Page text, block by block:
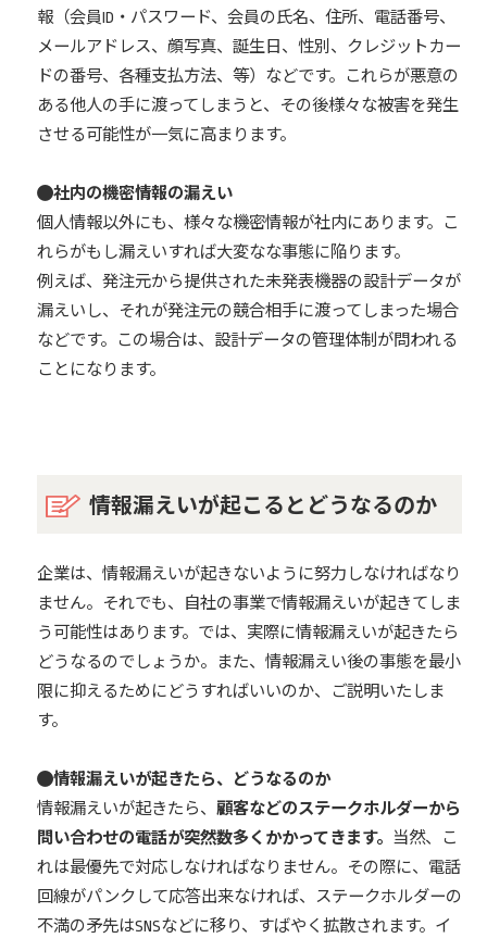
報（会員ID・パスワード、会員の氏名、住所、電話番号、
メールアドレス、顔写真、誕生日、性別、クレジットカー
ドの番号、各種支払方法、等）などです。これらが悪意の
ある他人の手に渡ってしまうと、その後様々な被害を発生
させる可能性が一気に高まります。
社内の機密情報の漏えい
個人情報以外にも、様々な機密情報が社内にあります。こ
れらがもし漏えいすれば大変なな事態に陥ります。
例えば、発注元から提供された未発表機器の設計データが
漏えいし、それが発注元の競合相手に渡ってしまった場合
などです。この場合は、設計データの管理体制が問われる
ことになります。
情報漏えいが起こるとどうなるのか
企業は、情報漏えいが起きないように努力しなければなり
ません。それでも、自社の事業で情報漏えいが起きてしま
う可能性はあります。では、実際に情報漏えいが起きたら
どうなるのでしょうか。また、情報漏えい後の事態を最小
限に抑えるためにどうすればいいのか、ご説明いたしま
す。
情報漏えいが起きたら、どうなるのか
情報漏えいが起きたら、 顧客などのステークホルダーから
問い合わせの電話が突然数多くかかってきます。 当然、こ
れは最優先で対応しなければなりません。その際に、電話
回線がパンクして応答出来なければ、ステークホルダーの
不満の矛先はSNSなどに移り、すばやく拡散されます。イ